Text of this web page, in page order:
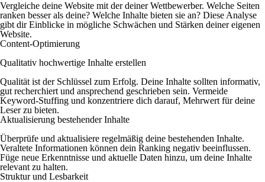
Vergleiche deine Website mit der deiner Wettbewerber. Welche Seiten
ranken besser als deine? Welche Inhalte bieten sie an? Diese Analyse
gibt dir Einblicke in mögliche Schwächen und Stärken deiner eigenen
Website.
Content-Optimierung
Qualitativ hochwertige Inhalte erstellen
Qualität ist der Schlüssel zum Erfolg. Deine Inhalte sollten informativ,
gut recherchiert und ansprechend geschrieben sein. Vermeide
Keyword-Stuffing und konzentriere dich darauf, Mehrwert für deine
Leser zu bieten.
Aktualisierung bestehender Inhalte
Überprüfe und aktualisiere regelmäßig deine bestehenden Inhalte.
Veraltete Informationen können dein Ranking negativ beeinflussen.
Füge neue Erkenntnisse und aktuelle Daten hinzu, um deine Inhalte
relevant zu halten.
Struktur und Lesbarkeit